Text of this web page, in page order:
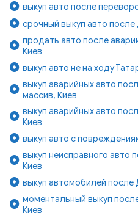
выкуп авто после
срочный выкуп авто после
продать авто после
Киев
выкуп авто не на ходу
выкуп аварийных авто
массив, Киев
выкуп аварийных авто
Киев
выкуп авто с
выкуп неисправного авто
Киев
выкуп автомобилей
моментальный выкуп
Киев